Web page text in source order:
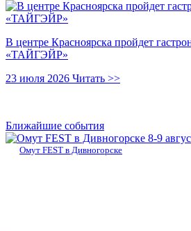
В центре Красноярска пройдет
«ТАЙГЭЙР»
23 июля 2026 Читать >>
Ближайшие события
8-9
Омут FEST в Дивногорске